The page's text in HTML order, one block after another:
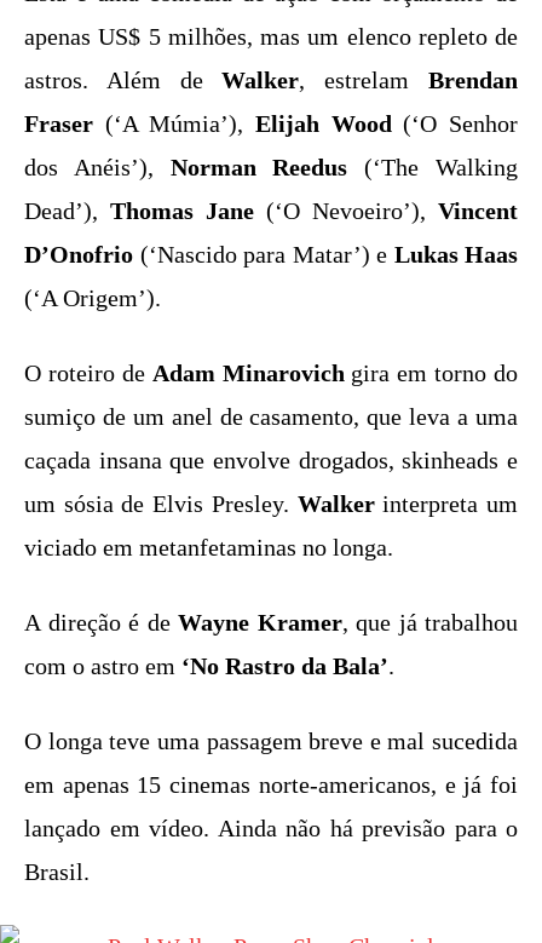
apenas US$ 5 milhões, mas um elenco repleto de
astros. Além deWalker, estrelamBrendan
Fraser (‘A Múmia’), Elijah Wood (‘O Senhor
dos Anéis’), Norman Reedus (‘The Walking
Dead’), Thomas Jane (‘O Nevoeiro’), Vincent
D’Onofrio (‘Nascido para Matar’) e Lukas Haas
(‘A Origem’).
O roteiro de Adam Minarovich gira em torno do
sumiço de um anel de casamento, que leva a uma
caçada insana que envolve drogados, skinheads e
um sósia de Elvis Presley. Walkerinterpreta um
viciado em metanfetaminas no longa.
A direção é de Wayne Kramer, que já trabalhou
com o astro em ‘No Rastro da Bala’.
O longa teve uma passagem breve e mal sucedida
em apenas 15 cinemas norte-americanos, e já foi
lançado em vídeo. Ainda não há previsão para o
Brasil.